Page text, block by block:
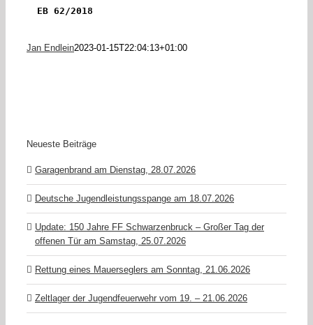
EB 62/2018
Jan Endlein2023-01-15T22:04:13+01:00
Neueste Beiträge
Garagenbrand am Dienstag, 28.07.2026
Deutsche Jugendleistungsspange am 18.07.2026
Update: 150 Jahre FF Schwarzenbruck – Großer Tag der
offenen Tür am Samstag, 25.07.2026
Rettung eines Mauerseglers am Sonntag, 21.06.2026
Zeltlager der Jugendfeuerwehr vom 19. – 21.06.2026